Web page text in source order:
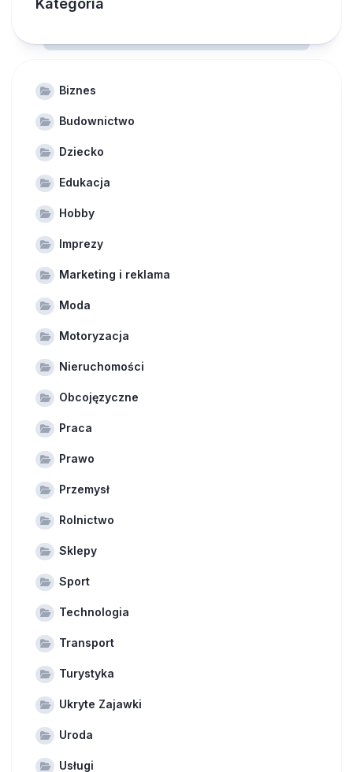
Kategoria
Biznes
Budownictwo
Dziecko
Edukacja
Hobby
Imprezy
Marketing i reklama
Moda
Motoryzacja
Nieruchomości
Obcojęzyczne
Praca
Prawo
Przemysł
Rolnictwo
Sklepy
Sport
Technologia
Transport
Turystyka
Ukryte Zajawki
Uroda
Usługi